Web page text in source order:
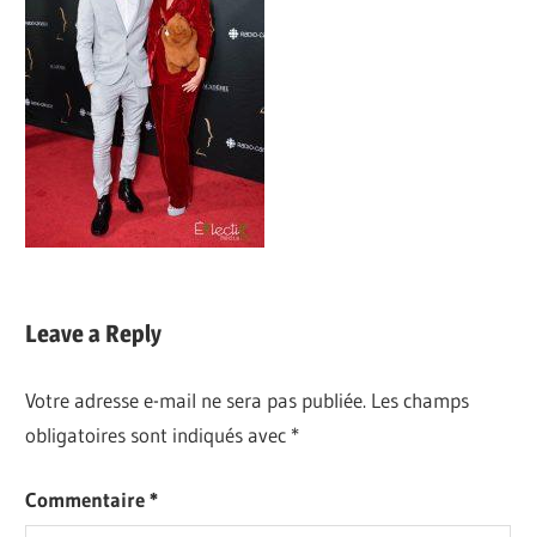
Leave a Reply
Votre adresse e-mail ne sera pas publiée. Les champs
obligatoires sont indiqués avec *
Commentaire*